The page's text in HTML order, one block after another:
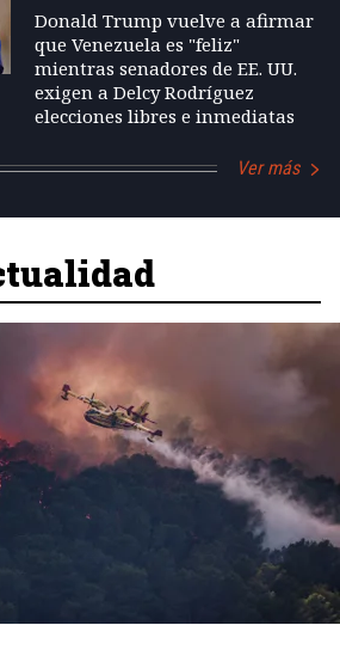
Donald Trump vuelve a afirmar
que Venezuela es "feliz"
mientras senadores de EE. UU.
exigen a Delcy Rodríguez
elecciones libres e inmediatas
Ver más